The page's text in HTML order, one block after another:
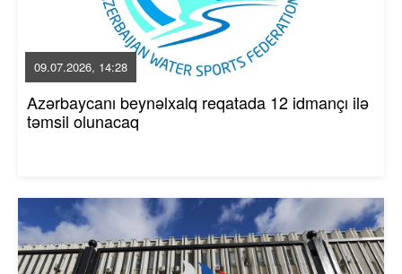
09.07.2026, 14:28
Azərbaycanı beynəlxalq reqatada 12 idmançı ilə
təmsil olunacaq